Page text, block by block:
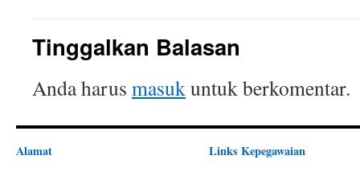
Tinggalkan Balasan
Anda harus masukuntuk berkomentar.
Alamat Links Kepegawaian